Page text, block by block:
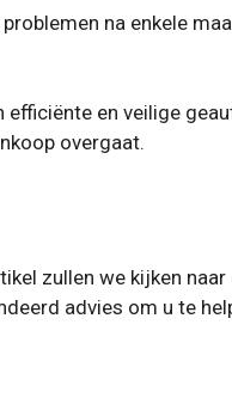
na enkele
efficiënte en veilige
overgaat.
zullen we kijken
advies om u te